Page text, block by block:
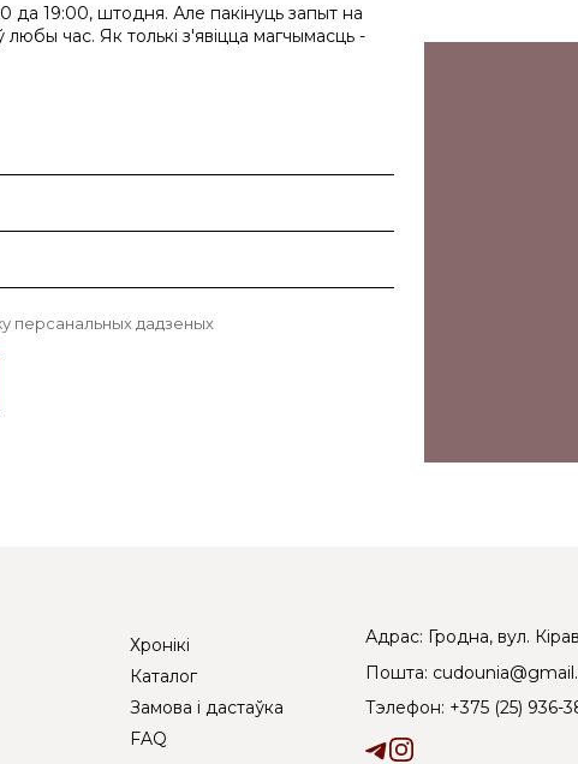
да 19:00, штодня. Але пакінуць запыт на
час. Як толькі з'явіцца магчымасць -
персанальных дадзеных
Хронікі
Каталог
Замова і дастаўка
FAQ
Адрас: Гродна, вул.
Пошта:
Тэлефон: +375 (25) 936-